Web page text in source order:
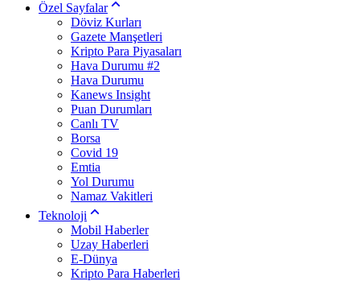
Özel Sayfalar
Döviz Kurları
Gazete Manşetleri
Kripto Para Piyasaları
Hava Durumu #2
Hava Durumu
Kanews Insight
Puan Durumları
Canlı TV
Borsa
Covid 19
Emtia
Yol Durumu
Namaz Vakitleri
Teknoloji
Mobil Haberler
Uzay Haberleri
E-Dünya
Kripto Para Haberleri